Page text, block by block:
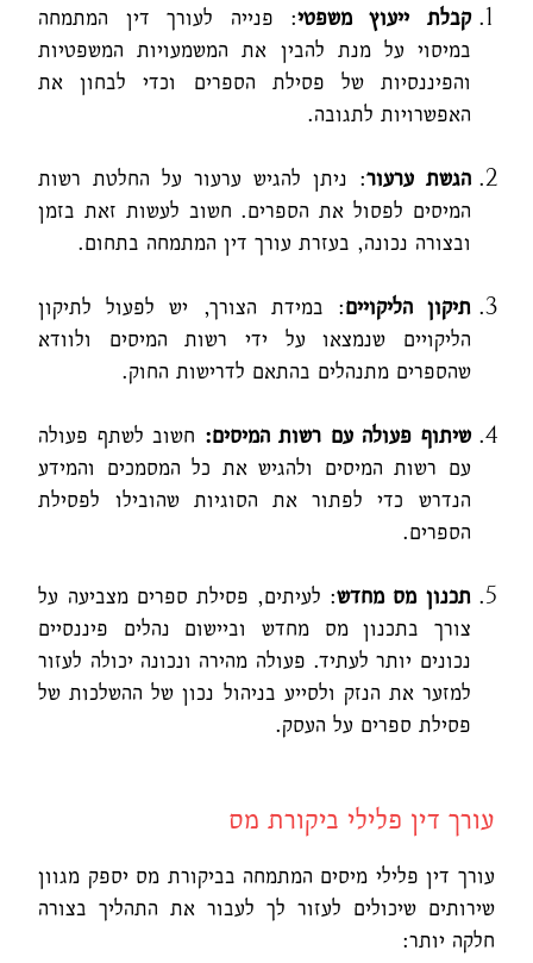
קבלת ייעוץ משפטי: פנייה לעורך דין המתמחה
במיסוי על מנת להבין את המשמעויות המשפטיות
והפיננסיות של פסילת הספרים וכדי לבחון את
האפשרויות לתגובה.
הגשת ערעור: ניתן להגיש ערעור על החלטת רשות
המיסים לפסול את הספרים. חשוב לעשות זאת בזמן
ובצורה נכונה, בעזרת עורך דין המתמחה בתחום.
תיקון הליקויים: במידת הצורך, יש לפעול לתיקון
הליקויים שנמצאו על ידי רשות המיסים ולוודא
שהספרים מתנהלים בהתאם לדרישות החוק.
שיתוף פעולה עם רשות המיסים: חשוב לשתף פעולה
עם רשות המיסים ולהגיש את כל המסמכים והמידע
הנדרש כדי לפתור את הסוגיות שהובילו לפסילת
הספרים.
תכנון מס מחדש: לעיתים, פסילת ספרים מצביעה על
צורך בתכנון מס מחדש וביישום נהלים פיננסיים
נכונים יותר לעתיד. פעולה מהירה ונכונה יכולה לעזור
למזער את הנזק ולסייע בניהול נכון של ההשלכות של
פסילת ספרים על העסק.
עורך דין פלילי ביקורת מס
עורך דין פלילי מיסים המתמחה בביקורת מס יספק מגוון
שירותים שיכולים לעזור לך לעבור את התהליך בצורה
חלקה יותר: